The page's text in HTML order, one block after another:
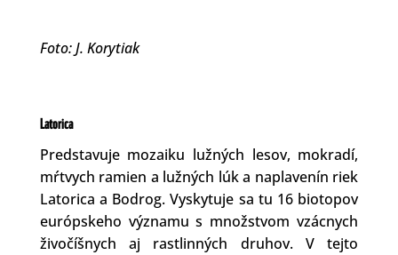
Foto: J. Korytiak
Latorica
Predstavuje mozaiku lužných lesov, mokradí,
mŕtvych ramien a lužných lúk a naplavenín riek
Latorica a Bodrog. Vyskytuje sa tu 16 biotopov
európskeho významu s množstvom vzácnych
živočíšnych aj rastlinných druhov. V tejto